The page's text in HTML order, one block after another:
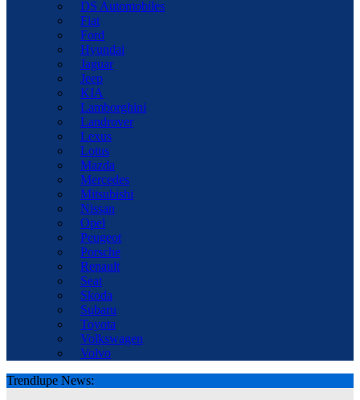
DS Automobiles
Fiat
Ford
Hyundai
Jaguar
Jeep
KIA
Lamborghini
Landrover
Lexus
Lotus
Mazda
Mercedes
Mitsubishi
Nissan
Opel
Peugeot
Porsche
Renault
Seat
Skoda
Subaru
Toyota
Volkswagen
Volvo
Trendlupe News: